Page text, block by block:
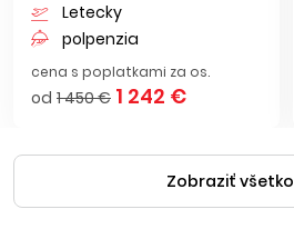
Letecky
polpenzia
cena s poplatkami za os.
od 1 450 € 1 242 €
Zobraziť všetko